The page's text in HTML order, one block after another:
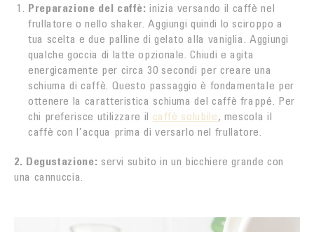
Preparazione del caffè:inizia versando il caffè nel
frullatore o nello shaker. Aggiungi quindi lo sciroppo a
tua scelta e due palline di gelato alla vaniglia. Aggiungi
qualche goccia di latte opzionale. Chiudi e agita
energicamente per circa 30 secondi per creare una
schiuma di caffè. Questo passaggio è fondamentale per
ottenere la caratteristica schiuma del caffè frappé. Per
chi preferisce utilizzare il caffè solubile, mescola il
caffè con l’acqua prima di versarlo nel frullatore.
2. Degustazione: servi subito in un bicchiere grande con
una cannuccia.